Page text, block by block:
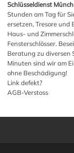
Schlüsseldienst
Stunden am Tag für
ersetzen, Tresore und
Haus- und
Fensterschlösser.
Beratung zu diversen
Minuten sind wir am
ohne Beschädigung!
Link defekt?
AGB-Verstoss